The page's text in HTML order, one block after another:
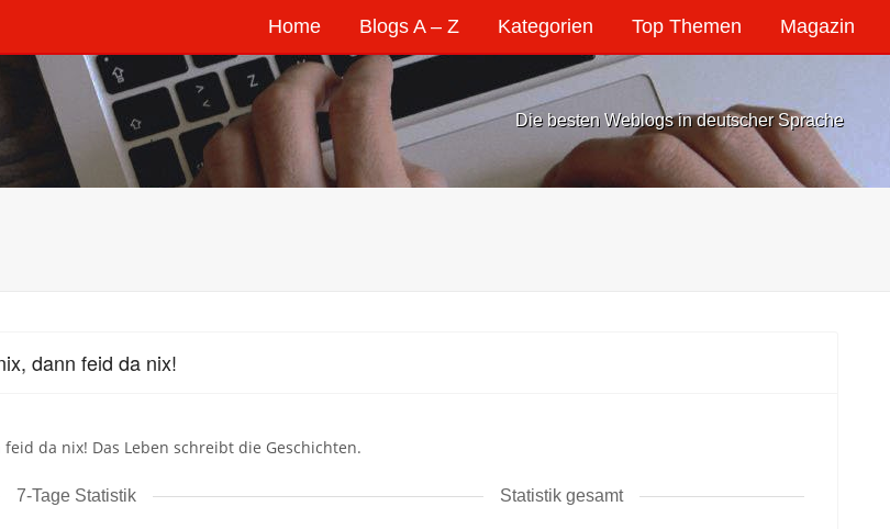
Home Blogs A – Z Kategorien Top Themen Magazin
Die besten Weblogs in deutscher Sprache
dann feid da nix!
feid da nix! Das Leben schreibt die Geschichten.
7-Tage Statistik Statistik gesamt